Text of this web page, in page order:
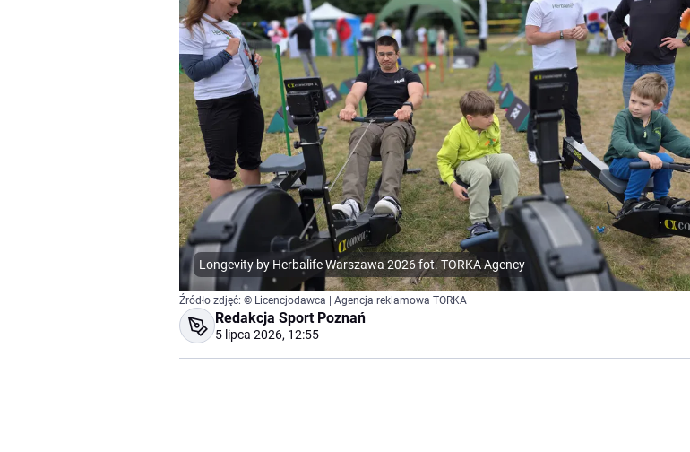
Longevity by Herbalife Warszawa 2026 fot. TORKA Agency
Źródło zdjęć: © Licencjodawca | Agencja reklamowa TORKA
Redakcja Sport Poznań
5 lipca 2026, 12:55